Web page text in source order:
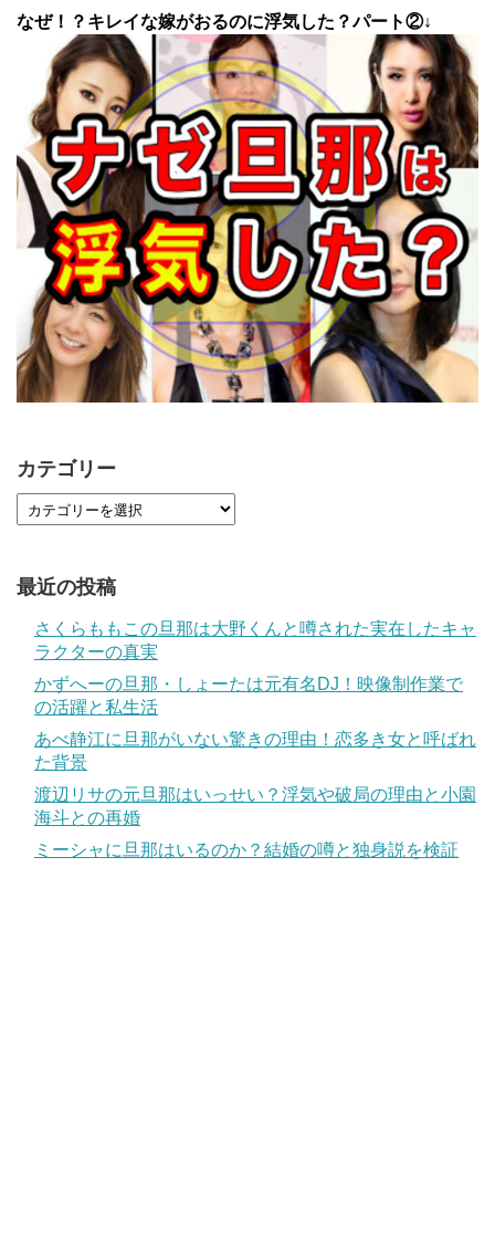
なぜ！？キレイな嫁がおるのに浮気した？パート②↓
カテゴリー
最近の投稿
さくらももこの旦那は大野くんと噂された実在したキャ
ラクターの真実
かずへーの旦那・しょーたは元有名DJ！映像制作業で
の活躍と私生活
あべ静江に旦那がいない驚きの理由！恋多き女と呼ばれ
た背景
渡辺リサの元旦那はいっせい？浮気や破局の理由と小園
海斗との再婚
ミーシャに旦那はいるのか？結婚の噂と独身説を検証